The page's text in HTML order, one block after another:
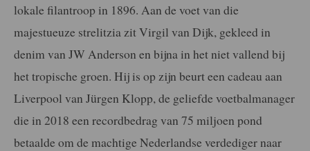
lokale filantroop in 1896. Aan de voet van die
majestueuze strelitzia zit Virgil van Dijk, gekleed in
denim van JW Anderson en bijna in het niet vallend bij
het tropische groen. Hij is op zijn beurt een cadeau aan
Liverpool van Jürgen Klopp, de geliefde voetbalmanager
die in 2018 een recordbedrag van 75 miljoen pond
betaalde om de machtige Nederlandse verdediger naar